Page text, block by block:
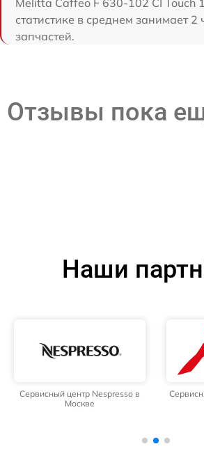
Melitta Caffeo F 630-102 CI Touch
статистике в среднем занимает
запчастей.
Отзывы пока
Наши
Сервисный центр Nespresso в
Москве